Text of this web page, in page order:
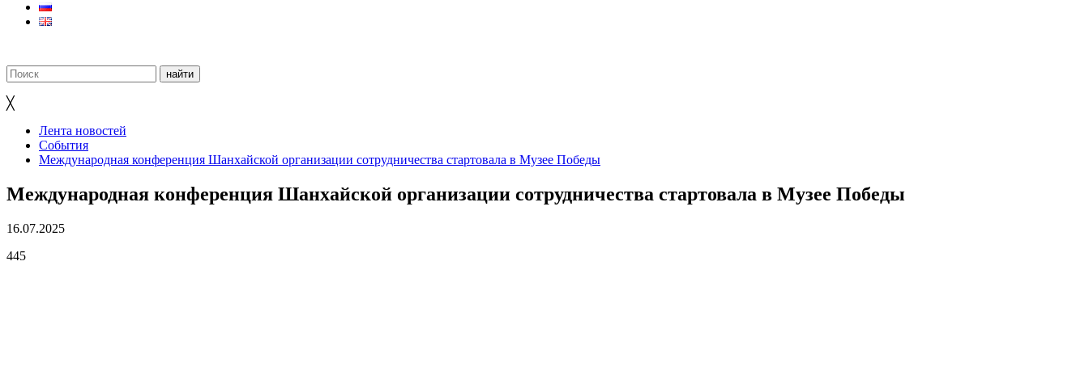
╳
Лента новостей
События
Международная конференция Шанхайской организации сотрудничества стартовала в Музее Победы
Международная конференция Шанхайской организации сотрудничества стартовала в Музее Победы
16.07.2025
445